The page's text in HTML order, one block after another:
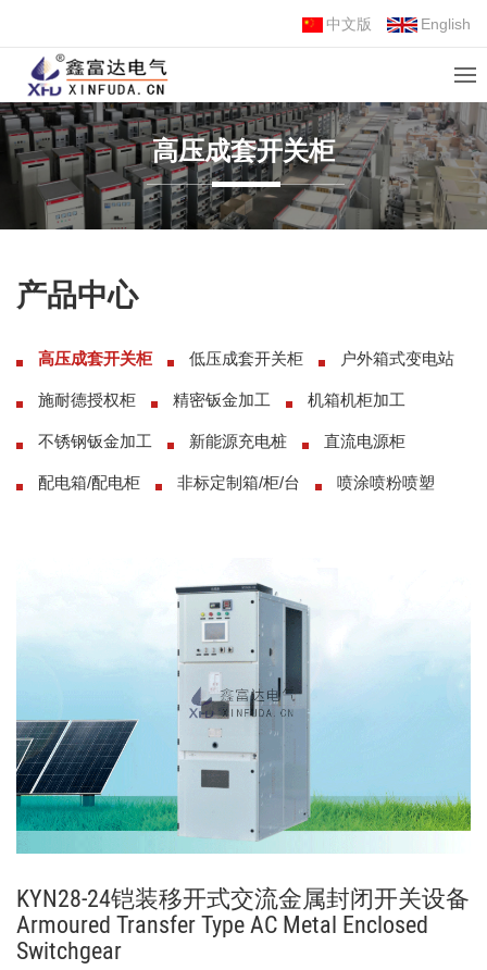
中文版 English
高压成套开关柜
产品中心
高压成套开关柜 低压成套开关柜 户外箱式变电站
施耐德授权柜 精密钣金加工 机箱机柜加工
不锈钢钣金加工 新能源充电桩 直流电源柜
配电箱/配电柜 非标定制箱/柜/台 喷涂喷粉喷塑
KYN28-24铠装移开式交流金属封闭开关设备
Armoured Transfer Type AC Metal Enclosed
Switchgear